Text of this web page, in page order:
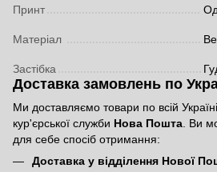
Принт
Матеріал
Застібка
Доставка замовлень по
Ми доставляємо товари по всій
кур'єрської служби Нова Пошта. Ви
для себе спосіб отримання:
Доставка у відділення Нової